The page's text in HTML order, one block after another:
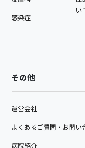
感染症
い
その他
運営会社
よくあるご質問・お問い
病院紹介